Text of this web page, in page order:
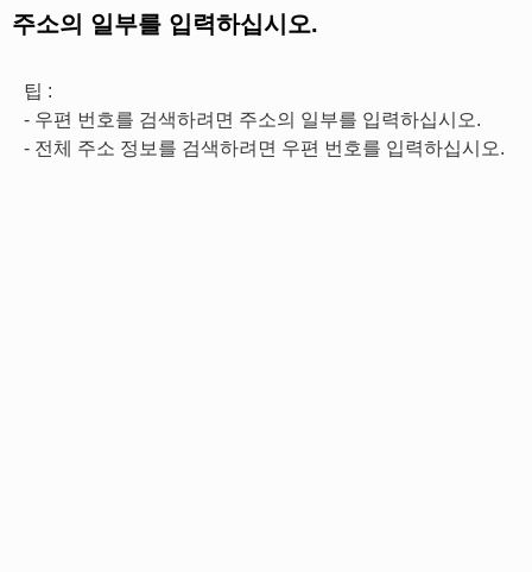
주소의 일부를 입력하십시오.
팁 :
- 우편 번호를 검색하려면 주소의 일부를 입력하십시오.
- 전체 주소 정보를 검색하려면 우편 번호를 입력하십시오.